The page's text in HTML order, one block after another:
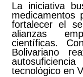
La iniciativa
medicamentos
fortalecer el
alianzas
científicas.
Bolivariano
tecnológico en